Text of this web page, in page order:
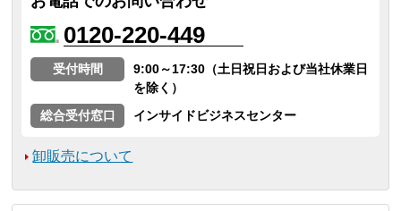
0120-220-449
受付時間
9:00～17:30（土日祝日および当社休業日
を除く）
総合受付窓口
インサイドビジネスセンター
卸販売について